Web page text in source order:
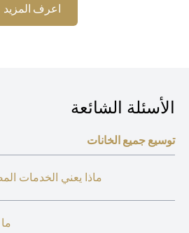
اعرف المزيد
الأسئلة الشائعة
توسيع جميع الخانات
ماذا يعني الخدمات